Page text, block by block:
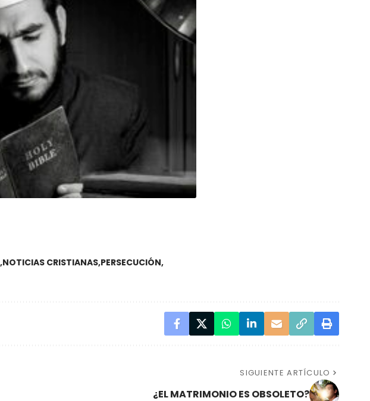
NOTICIAS CRISTIANAS PERSECUCIÓN
SIGUIENTE ARTÍCULO
¿EL MATRIMONIO ES OBSOLETO?